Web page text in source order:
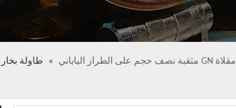
مقلاة GN مثقبة نصف حجم على الطراز الياباني »